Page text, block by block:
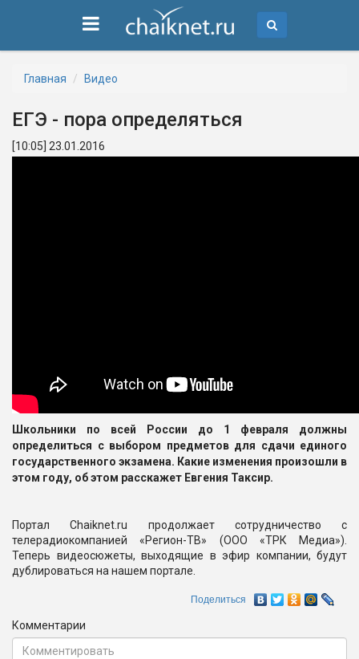
Главная Видео
ЕГЭ - пора определяться
[10:05] 23.01.2016
Школьники по всей России до 1 февраля должны
определиться с выбором предметов для сдачи единого
государственного экзамена. Какие изменения произошли в
этом году, об этом расскажет Евгения Таксир.
Портал Chaiknet.ru продолжает сотрудничество с
телерадиокомпанией «Регион-ТВ» (ООО «ТРК Медиа»).
Теперь видеосюжеты, выходящие в эфир компании, будут
дублироваться на нашем портале.
Поделиться
Комментарии